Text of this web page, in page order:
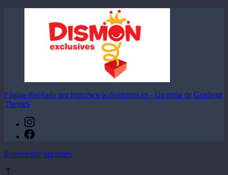
Página diseñada por http://www.dsistemes.es - Un tema de Gradient
Themes
Seleccionar opcionesEste